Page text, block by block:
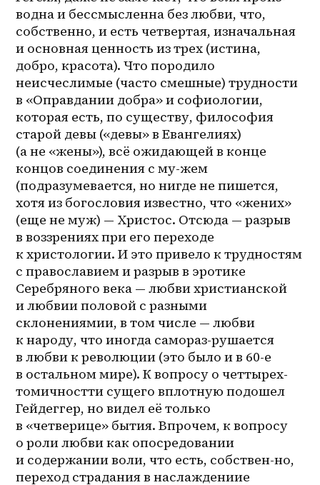
водна и бессмысленна без любви, что,
собственно, и есть четвертая, изначальная
и основная ценность из трех (истина,
добро, красота). Что породило
неисчеслимые (часто смешные) трудности
в «Оправдании добра» и софиологии,
которая есть, по существу, философия
старой девы («девы» в Евангелиях)
(а не «жены»), всё ожидающей в конце
концов соединения с му-жем
(подразумевается, но нигде не пишется,
хотя из богословия известно, что «жених»
(еще не муж) — Христос. Отсюда — разрыв
в воззрениях при его переходе
к христологии. И это привело к трудностям
с православием и разрыв в эротике
Серебряного века — любви христианской
и любвии половой с разными
склонениямии, в том числе — любви
к народу, что иногда самораз-рушается
в любви к революции (это было и в 60-е
в остальном мире). К вопросу о четтырех-
томичностти сущего вплотную подошел
Гейдеггер, но видел её только
в «четверице» бытия. Впрочем, к вопросу
о роли любви как опосредовании
и содержании воли, что есть, собствен-но,
переход страдания в наслаждениие